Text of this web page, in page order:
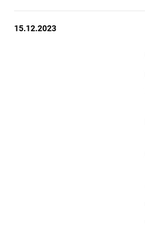
15.12.2023